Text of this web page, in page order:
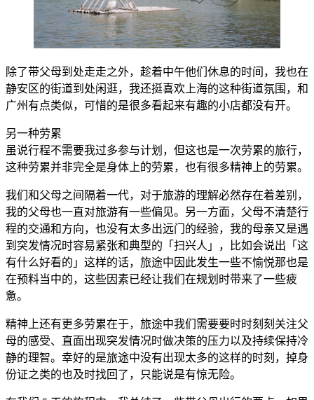
除了带父母到处走走之外，趁着中午他们休息的时间，我也在
静安区的街道到处闲逛，我还挺喜欢上海的这种街道氛围，和
广州有点类似，可惜的是很多看起来有趣的小店都没有开。
另一种劳累
虽说行程不需要我过多参与计划，但这也是一次劳累的旅行，
这种劳累并非完全是身体上的劳累，也有很多精神上的劳累。
我们和父母之间隔着一代，对于旅游的理解必然存在着差别，
我的父母也一直对旅游有一些偏见。另一方面，父母不清楚行
程的交通和方向，也没有太多出远门的经验，我的母亲又是遇
到突发情况时容易紧张和典型的「扫兴人」，比如会说出「这
有什么好看的」这样的话，旅途中因此发生一些不愉悦那也是
在预料当中的，这些因素已经让我们在规划时带来了一些疲
惫。
精神上还有更多劳累在于，旅途中我们需要要时时刻刻关注父
母的感受、直面出现突发情况时做决策的压力以及持续保持冷
静的理智。幸好的是旅途中没有出现太多的这样的时刻，掉身
份证之类的也及时找回了，只能说是有惊无险。